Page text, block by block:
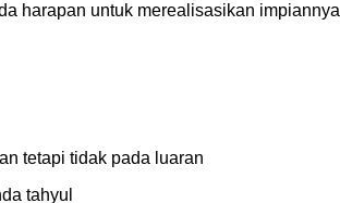
harapan untuk merealisasikan impiannya
tetapi tidak pada luaran
tahyul